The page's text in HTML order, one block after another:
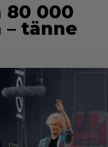
80 000
– tänne